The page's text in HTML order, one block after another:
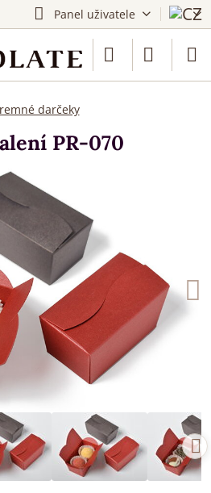
Panel uživatele
darčeky
PR-070